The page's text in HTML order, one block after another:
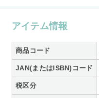
アイテム情報
商品コード
JAN(またはISBN)コード
税区分